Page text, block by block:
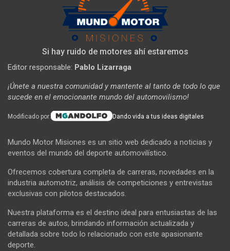
Si hay ruido de motores ahí estaremos
Editor responsable: Pablo Lizarraga
¡Únete a nuestra comunidad y mantente al tanto de todo lo que
sucede en el emocionante mundo del automovilismo!
Modificado por: Dando vida a tus ideas digitales
Mundo Motor Misiones es un sitio web dedicado a noticias y
eventos del mundo del deporte automovilístico.
Ofrecemos cobertura completa de carreras, novedades en la
industria automotriz, análisis de competiciones y entrevistas
exclusivas con pilotos destacados.
Nuestra plataforma es el destino ideal para entusiastas de las
carreras de autos, brindando información actualizada y
detallada sobre todo lo relacionado con este apasionante
deporte.